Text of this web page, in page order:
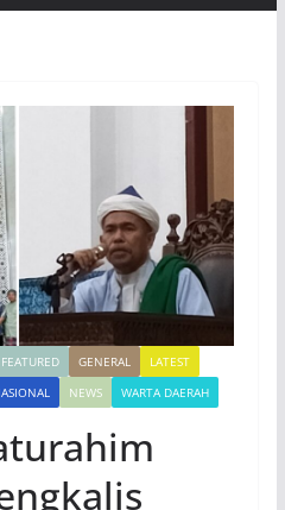
FEATURED GENERAL
LATEST
NEWS WARTA DAERAH